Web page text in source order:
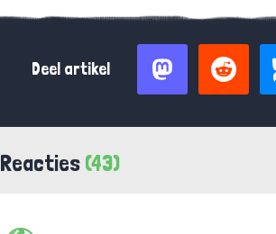
Deel artikel
Reacties (43)